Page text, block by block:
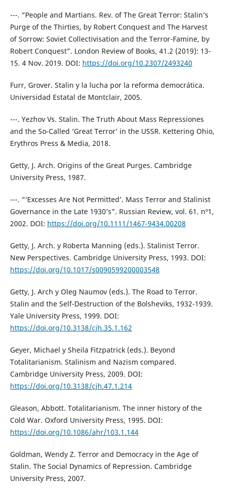
---. “People and Martians. Rev. of The Great Terror: Stalin’s
Purge of the Thirties, by Robert Conquest and The Harvest
of Sorrow: Soviet Collectivisation and the Terror-Famine, by
Robert Conquest”. London Review of Books, 41.2 (2019): 13-
15. 4 Nov. 2019. DOI: https://doi.org/10.2307/2493240
Furr, Grover. Stalin y la lucha por la reforma democrática.
Universidad Estatal de Montclair, 2005.
---. Yezhov Vs. Stalin. The Truth About Mass Repressiones
and the So-Called ‘Great Terror’ in the USSR. Kettering Ohio,
Erythros Press & Media, 2018.
Getty, J. Arch. Origins of the Great Purges. Cambridge
University Press, 1987.
---. “‘Excesses Are Not Permitted’. Mass Terror and Stalinist
Governance in the Late 1930’s”. Russian Review, vol. 61. nº1,
2002. DOI: https://doi.org/10.1111/1467-9434.00208
Getty, J. Arch. y Roberta Manning (eds.). Stalinist Terror.
New Perspectives. Cambridge University Press, 1993. DOI:
https://doi.org/10.1017/s0090599200003548
Getty, J. Arch y Oleg Naumov (eds.). The Road to Terror.
Stalin and the Self-Destruction of the Bolsheviks, 1932-1939.
Yale University Press, 1999. DOI:
https://doi.org/10.3138/cjh.35.1.162
Geyer, Michael y Sheila Fitzpatrick (eds.). Beyond
Totalitarianism. Stalinism and Nazism compared.
Cambridge University Press, 2009. DOI:
https://doi.org/10.3138/cjh.47.1.214
Gleason, Abbott. Totalitarianism. The inner history of the
Cold War. Oxford University Press, 1995. DOI:
https://doi.org/10.1086/ahr/103.1.144
Goldman, Wendy Z. Terror and Democracy in the Age of
Stalin. The Social Dynamics of Repression. Cambridge
University Press, 2007.